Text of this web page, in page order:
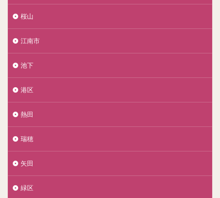
桜山
江南市
池下
港区
熱田
瑞穂
矢田
緑区